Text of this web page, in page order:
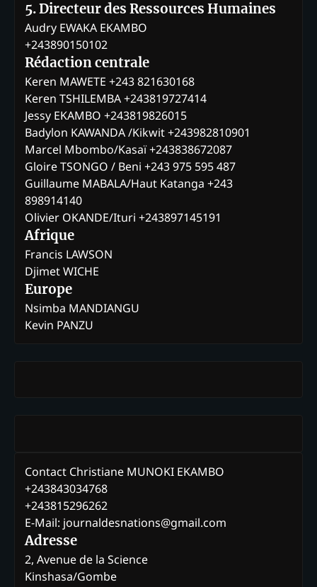
5. Directeur des Ressources Humaines
Audry EWAKA EKAMBO
+243890150102
Rédaction centrale
Keren MAWETE +243 821630168
Keren TSHILEMBA +243819727414
Jessy EKAMBO +243819826015
Badylon KAWANDA /Kikwit +243982810901
Marcel Mbombo/Kasaï +243838672087
Gloire TSONGO / Beni +243 975 595 487
Guillaume MABALA/Haut Katanga +243
898914140
Olivier OKANDE/Ituri +243897145191
Afrique
Francis LAWSON
Djimet WICHE
Europe
Nsimba MANDIANGU
Kevin PANZU
Contact Christiane MUNOKI EKAMBO
+243843034768
+243815296262
E-Mail: journaldesnations@gmail.com
Adresse
2, Avenue de la Science
Kinshasa/Gombe